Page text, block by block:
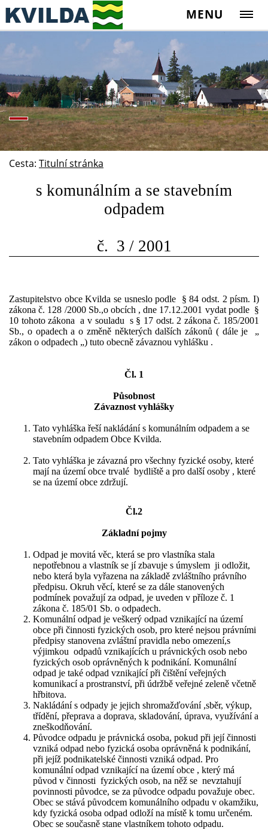
MENU
Cesta: Titulní stránka
s komunálním a se stavebním
odpadem
č. 3 / 2001
Zastupitelstvo obce Kvilda se usneslo podle § 84 odst. 2 písm. I)
zákona č. 128 /2000 Sb.,o obcích , dne 17.12.2001 vydat podle §
10 tohoto zákona a v souladu s § 17 odst. 2 zákona č. 185/2001
Sb., o opadech a o změně některých dalších zákonů ( dále je „
zákon o odpadech „) tuto obecně závaznou vyhlášku .
Čl. 1
Působnost
Závaznost vyhlášky
Tato vyhláška řeší nakládání s komunálním odpadem a se
stavebním odpadem Obce Kvilda.
Tato vyhláška je závazná pro všechny fyzické osoby, které
mají na území obce trvalé bydliště a pro další osoby , které
se na území obce zdržují.
Čl.2
Základní pojmy
Odpad je movitá věc, která se pro vlastníka stala
nepotřebnou a vlastník se jí zbavuje s úmyslem ji odložit,
nebo která byla vyřazena na základě zvláštního právního
předpisu. Okruh věcí, které se za dále stanovených
podmínek považují za odpad, je uveden v příloze č. 1
zákona č. 185/01 Sb. o odpadech.
Komunální odpad je veškerý odpad vznikající na území
obce při činnosti fyzických osob, pro které nejsou právními
předpisy stanovena zvláštní pravidla nebo omezení,s
výjimkou odpadů vznikajících u právnických osob nebo
fyzických osob oprávněných k podnikání. Komunální
odpad je také odpad vznikající při čištění veřejných
komunikací a prostranství, při údržbě veřejné zeleně včetně
hřbitova.
Nakládání s odpady je jejich shromažďování ,sběr, výkup,
třídění, přeprava a doprava, skladování, úprava, využívání a
zneškodňování.
Původce odpadu je právnická osoba, pokud při její činnosti
vzniká odpad nebo fyzická osoba oprávněná k podnikání,
při jejíž podnikatelské činnosti vzniká odpad. Pro
komunální odpad vznikající na území obce , který má
původ v činnosti fyzických osob, na něž se nevztahují
povinnosti původce, se za původce odpadu považuje obec.
Obec se stává původcem komunálního odpadu v okamžiku,
kdy fyzická osoba odpad odloží na místě k tomu určeném.
Obec se současně stane vlastníkem tohoto odpadu.